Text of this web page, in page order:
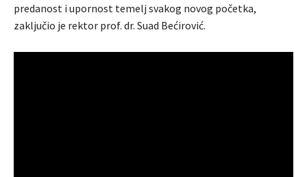
predanost i upornost temelj svakog novog početka,
zaključio je rektor prof. dr. Suad Bećirović.